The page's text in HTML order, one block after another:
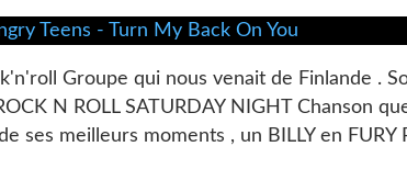
Groupe qui nous venait de Finlande .
N ROLL SATURDAY NIGHT Chanson
ses meilleurs moments , un BILLY en FURY